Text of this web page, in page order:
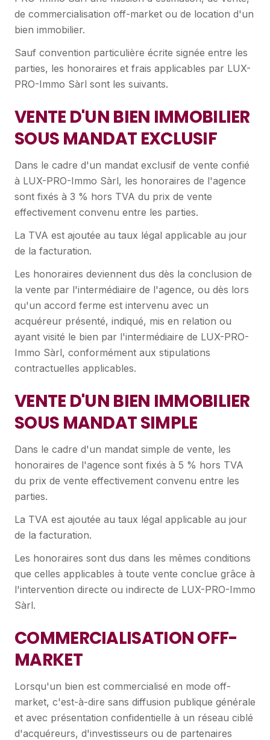
de commercialisation off-market ou de location d'un
bien immobilier.
Sauf convention particulière écrite signée entre les
parties, les honoraires et frais applicables par LUX-
PRO-Immo Sàrl sont les suivants.
VENTE D'UN BIEN IMMOBILIER
SOUS MANDAT EXCLUSIF
Dans le cadre d'un mandat exclusif de vente confié
à LUX-PRO-Immo Sàrl, les honoraires de l'agence
sont fixés à 3 % hors TVA du prix de vente
effectivement convenu entre les parties.
La TVA est ajoutée au taux légal applicable au jour
de la facturation.
Les honoraires deviennent dus dès la conclusion de
la vente par l'intermédiaire de l'agence, ou dès lors
qu'un accord ferme est intervenu avec un
acquéreur présenté, indiqué, mis en relation ou
ayant visité le bien par l'intermédiaire de LUX-PRO-
Immo Sàrl, conformément aux stipulations
contractuelles applicables.
VENTE D'UN BIEN IMMOBILIER
SOUS MANDAT SIMPLE
Dans le cadre d'un mandat simple de vente, les
honoraires de l'agence sont fixés à 5 % hors TVA
du prix de vente effectivement convenu entre les
parties.
La TVA est ajoutée au taux légal applicable au jour
de la facturation.
Les honoraires sont dus dans les mêmes conditions
que celles applicables à toute vente conclue grâce à
l'intervention directe ou indirecte de LUX-PRO-Immo
Sàrl.
COMMERCIALISATION OFF-
MARKET
Lorsqu'un bien est commercialisé en mode off-
market, c'est-à-dire sans diffusion publique générale
et avec présentation confidentielle à un réseau ciblé
d'acquéreurs, d'investisseurs ou de partenaires